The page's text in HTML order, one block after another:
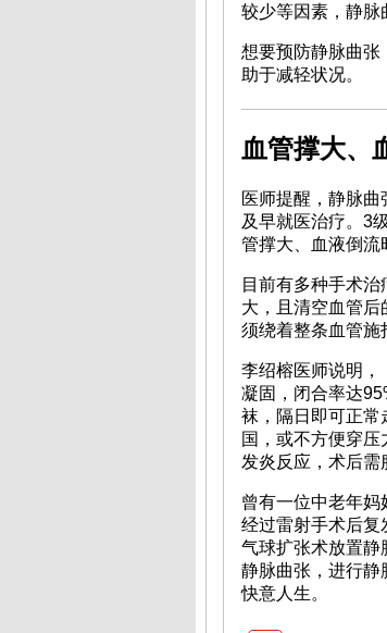
较少等因素，静脉
想要预防静脉曲张
助于减轻状况。
血管撑大
医师提醒，静脉
及早就医治疗。3
管撑大、血液倒流
目前有多种手术
大，且清空血管后
须绕着整条血管施
李绍榕医师说明，
凝固，闭合率达
袜，隔日即可正常
国，或不方便穿
发炎反应，术后需
曾有一位中老年妈
经过雷射手术后复
气球扩张术放置静
静脉曲张，进行静
快意人生。